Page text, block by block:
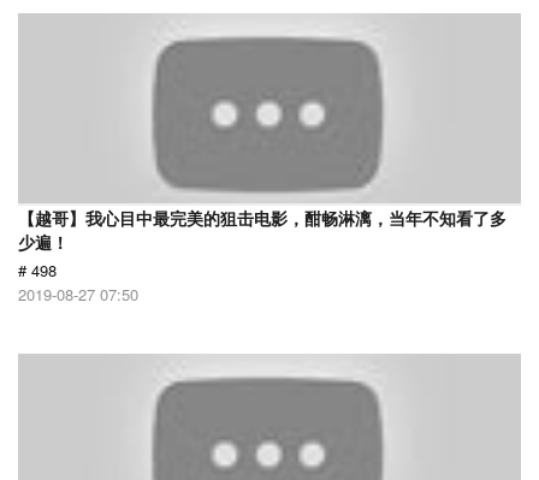
【越哥】我心目中最完美的狙击电影，酣畅淋漓，当年不知看了多
少遍！
# 498
2019-08-27 07:50